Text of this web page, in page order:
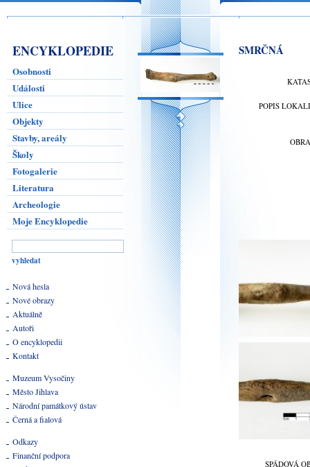
ENCYKLOPEDIE
Osobnosti
Události
Ulice
Objekty
Stavby, areály
Školy
Fotogalerie
Literatura
Archeologie
Moje Encyklopedie
Nová hesla
Nové obrazy
Aktuálně
Autoři
O encyklopedii
Kontakt
Muzeum Vysočiny
Město Jihlava
Národní památkový ústav
Černá a fialová
Odkazy
Finanční podpora
SMRČNÁ
POPIS
SPÁDOVÁ